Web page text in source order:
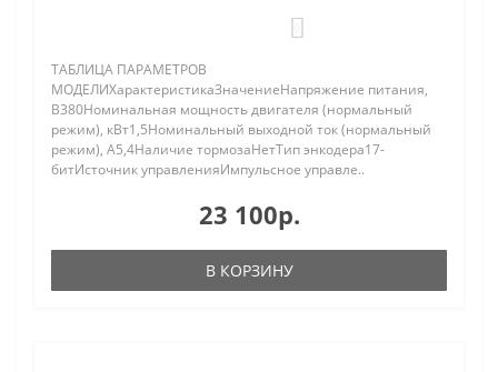
ТАБЛИЦА ПАРАМЕТРОВ
МОДЕЛИХарактеристикаЗначениеНапряжение питания,
В380Номинальная мощность двигателя (нормальный
режим), кВт1,5Номинальный выходной ток (нормальный
режим), A5,4Наличие тормозаНетТип энкодера17-
битИсточник управленияИмпульсное управле..
23 100р.
В КОРЗИНУ